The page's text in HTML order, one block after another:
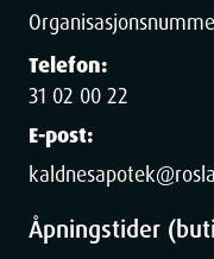
Telefon:
31 02 00 22
E-post:
Åpningstider